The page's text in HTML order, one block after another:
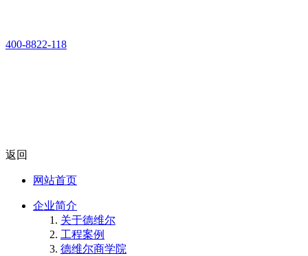
400-8822-118
返回
网站首页
企业简介
关于德维尔
工程案例
德维尔商学院